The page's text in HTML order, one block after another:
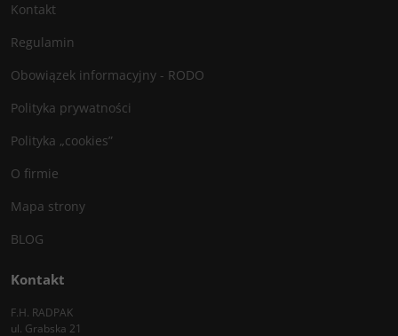
Kontakt
Regulamin
Obowiązek informacyjny - RODO
Polityka prywatności
Polityka „cookies”
O firmie
Mapa strony
BLOG
Kontakt
F.H. RADPAK
ul. Grabska 21